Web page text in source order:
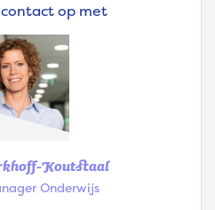
op met
Koutstaal
Onderwijs